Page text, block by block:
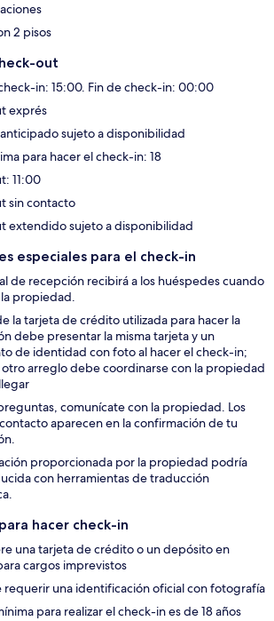
2 pisos
out
in: 15:00. Fin de check-in: 00:00
exprés
sujeto a disponibilidad
para hacer el check-in: 18
11:00
sin contacto
extendido sujeto a disponibilidad
especiales para el check-in
de recepción recibirá a los huéspedes cuando
propiedad.
la tarjeta de crédito utilizada para hacer la
debe presentar la misma tarjeta y un
de identidad con foto al hacer el check-in;
arreglo debe coordinarse con la propiedad
comunícate con la propiedad. Los
aparecen en la confirmación de tu
proporcionada por la propiedad podría
con herramientas de traducción
hacer check-in
una tarjeta de crédito o un depósito en
cargos imprevistos
requerir una identificación oficial con fotografía
para realizar el check-in es de 18 años